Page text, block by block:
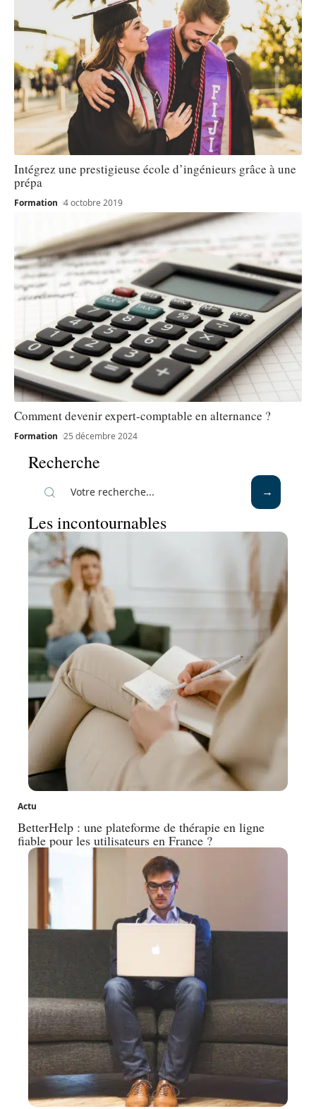
Intégrez une prestigieuse école d’ingénieurs grâce à une
prépa
Formation 4 octobre 2019
Comment devenir expert-comptable en alternance ?
Formation 25 décembre 2024
Recherche
Les incontournables
Actu
BetterHelp : une plateforme de thérapie en ligne
fiable pour les utilisateurs en France ?